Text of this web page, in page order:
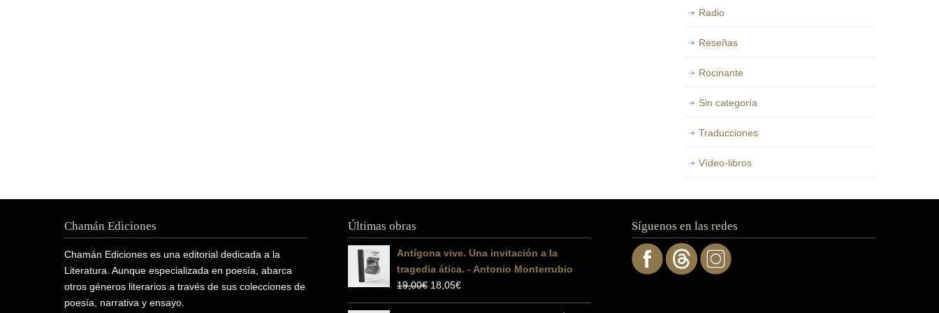
Radio
Reseñas
Rocinante
Sin categoría
Traducciones
Vídeo-libros
Chamán Ediciones
Chamán Ediciones es una editorial dedicada a la
Literatura. Aunque especializada en poesía, abarca
otros géneros literarios a través de sus colecciones de
poesía, narrativa y ensayo.
Últimas obras
Antígona vive. Una invitación a la
tragedia ática. - Antonio Monterrubio
19,00€ El
precio
18,05€El
precio
Síguenos en las redes